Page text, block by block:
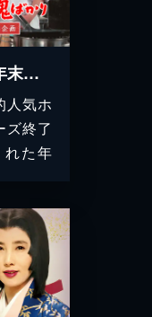
渡る世間は鬼ばかり 年末二時間特別企画(橋田壽賀子ドラマ)
人気ホ
ズ終了
た年